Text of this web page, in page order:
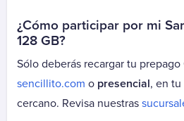
Cementerio
Parque Canaán
Parque Canaán Cuota
Parque Canaán
¿Cómo participar por mi
128 GB?
Sólo deberás recargar tu prepago
sencillito.com o presencial, en
cercano. Revisa nuestras